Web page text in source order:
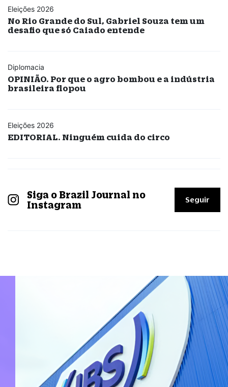
Eleições 2026
No Rio Grande do Sul, Gabriel Souza tem um
desafio que só Caiado entende
Diplomacia
OPINIÃO. Por que o agro bombou e a indústria
brasileira flopou
Eleições 2026
EDITORIAL. Ninguém cuida do circo
Siga o Brazil Journal no
Instagram
Seguir